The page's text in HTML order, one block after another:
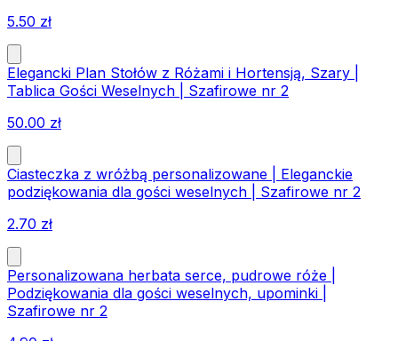
5.50 zł
Elegancki Plan Stołów z Różami i Hortensją, Szary |
Tablica Gości Weselnych | Szafirowe nr 2
50.00 zł
Ciasteczka z wróżbą personalizowane | Eleganckie
podziękowania dla gości weselnych | Szafirowe nr 2
2.70 zł
Personalizowana herbata serce, pudrowe róże |
Podziękowania dla gości weselnych, upominki |
Szafirowe nr 2